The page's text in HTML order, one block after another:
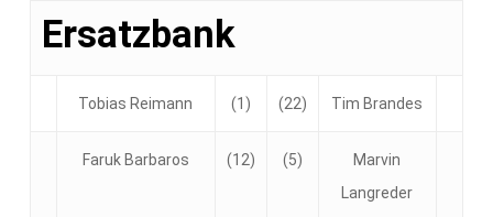
Ersatzbank
Tobias Reimann (1) (22) Tim Brandes
Faruk Barbaros (12) (5)
Marvin
Langreder